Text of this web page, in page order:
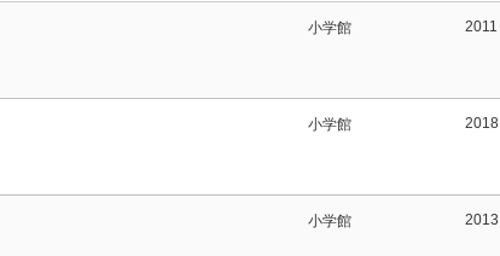
小学館 2011
小学館 2018
小学館 2013